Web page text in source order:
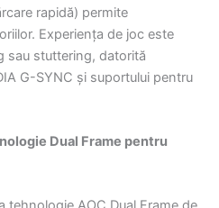
rapidă) permite
Experiența de joc este
sau stuttering, datorită
G-SYNC și suportului pentru
Dual Frame pentru